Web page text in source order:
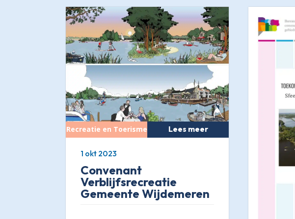
Convenant
Verblijfsrecreatie
Gemeente Wijdemeren
Lees meer
1 okt 2023